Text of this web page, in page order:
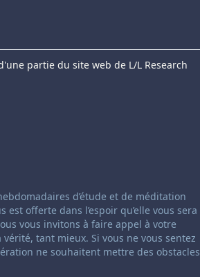
partie du site web de L/L Research
d’étude et de méditation
est offerte dans l’espoir qu’elle vous sera
vous invitons à faire appel à votre
tant mieux. Si vous ne vous sentez
ne souhaitent mettre des obstacles